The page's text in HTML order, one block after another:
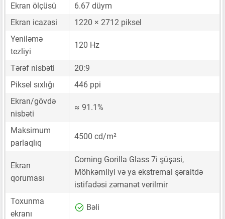
Ekran ölçüsü
6.67 düym
Ekran icazəsi
1220 × 2712 piksel
Yeniləmə
tezliyi
120 Hz
Tərəf nisbəti
20:9
Piksel sıxlığı
446 ppi
Ekran/gövdə
nisbəti
≈ 91.1%
Maksimum
parlaqlıq
4500 cd/m²
Ekran
qoruması
Corning Gorilla Glass 7i şüşəsi,
Möhkəmliyi və ya ekstremal şəraitdə
istifadəsi zəmanət verilmir
Toxunma
ekranı
Bəli